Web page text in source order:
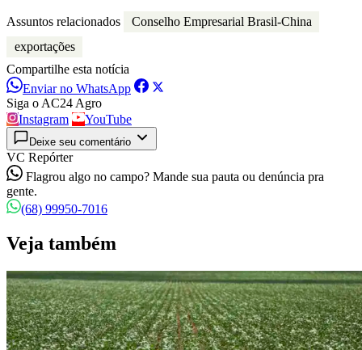
Assuntos relacionados
Conselho Empresarial Brasil-China
exportações
Compartilhe esta notícia
Enviar no WhatsApp
Siga o AC24 Agro
Instagram
YouTube
Deixe seu comentário
VC Repórter
Flagrou algo no campo? Mande sua pauta ou denúncia pra
gente.
(68) 99950-7016
Veja também